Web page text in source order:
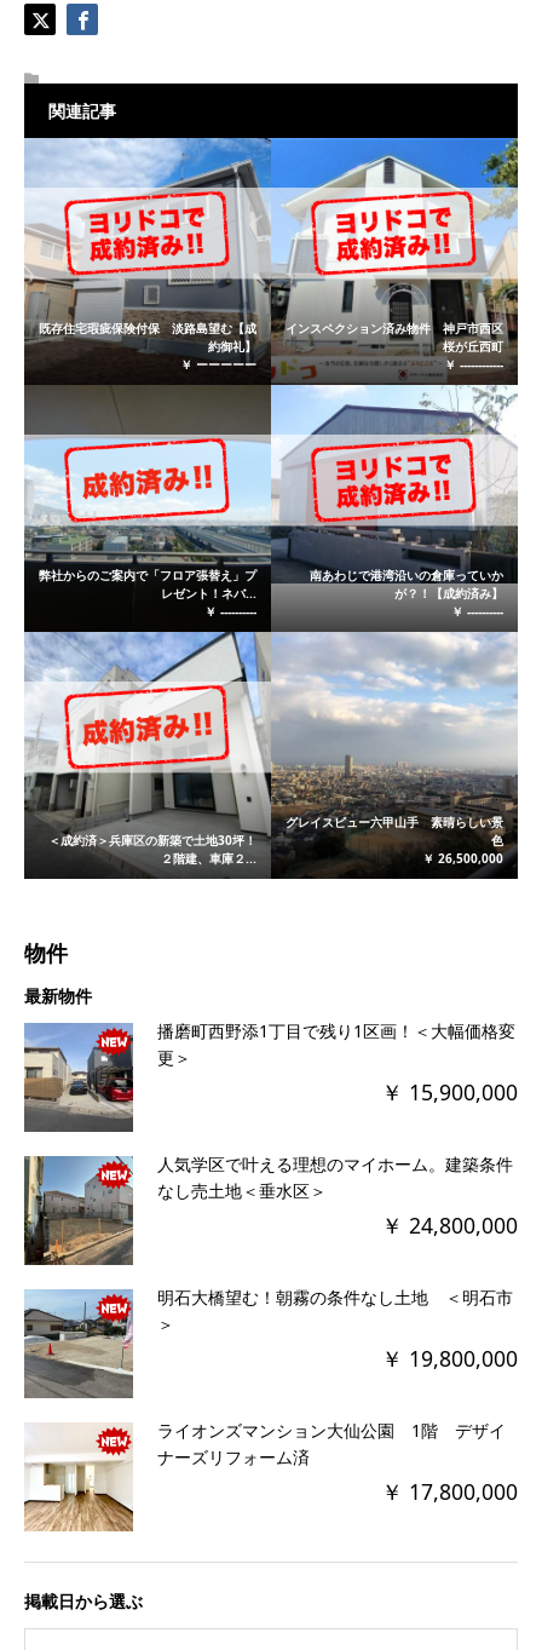
関連記事
既存住宅瑕疵保険付保 淡路島望む【成
約御礼】
￥ ーーーーー
インスペクション済み物件 神戸市西区
桜が丘西町
￥ ------------
弊社からのご案内で「フロア張替え」プ
レゼント！ネバ...
￥ ----------
南あわじで港湾沿いの倉庫っていか
が？！【成約済み】
￥ ----------
＜成約済＞兵庫区の新築で土地30坪！
２階建、車庫２...
グレイスビュー六甲山手 素晴らしい景
色
￥ 26,500,000
物件
最新物件
播磨町西野添1丁目で残り1区画！＜大幅価格変
更＞
￥ 15,900,000
人気学区で叶える理想のマイホーム。建築条件
なし売土地＜垂水区＞
￥ 24,800,000
明石大橋望む！朝霧の条件なし土地 ＜明石市
＞
￥ 19,800,000
ライオンズマンション大仙公園 1階 デザイ
ナーズリフォーム済
￥ 17,800,000
掲載日から選ぶ